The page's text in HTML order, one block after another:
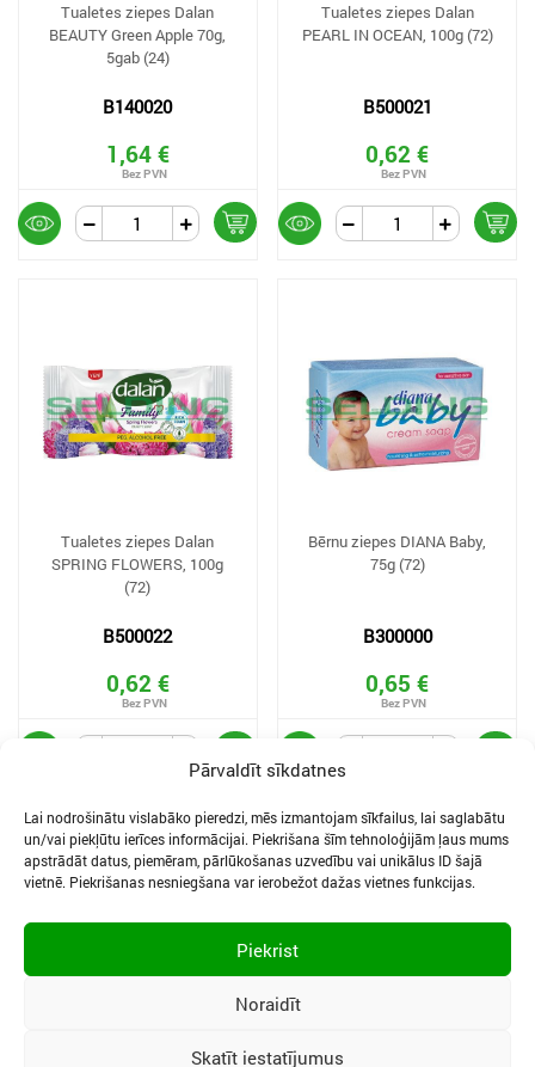
Pārvaldīt sīkdatnes
Lai nodrošinātu vislabāko pieredzi, mēs izmantojam sīkfailus, lai saglabātu
un/vai piekļūtu ierīces informācijai. Piekrišana šīm tehnoloģijām ļaus mums
apstrādāt datus, piemēram, pārlūkošanas uzvedību vai unikālus ID šajā
vietnē. Piekrišanas nesniegšana var ierobežot dažas vietnes funkcijas.
Piekrist
Noraidīt
Skatīt iestatījumus
Tualetes ziepes Dalan
BEAUTY Green Apple 70g,
5gab (24)
B140020
1,64 €
Tualetes ziepes Dalan
PEARL IN OCEAN, 100g (72)
B500021
0,62 €
Tualetes ziepes Dalan
SPRING FLOWERS, 100g
(72)
B500022
0,62 €
Bērnu ziepes DIANA Baby,
75g (72)
B300000
0,65 €
LIETOŠANAS NOTEIKUMI